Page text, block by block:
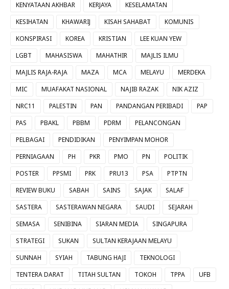
KENYATAAN AKHBAR
KERJAYA
KESELAMATAN
KESIHATAN
KHAWARIJ KISAH SAHABAT
KOMUNIS
KONSPIRASI
KOREA KRISTIAN
LEE KUAN YEW
LGBT
MAHASISWA MAHATHIR
MAJLIS ILMU
MAJLIS RAJA-RAJA
MAZA MCA MELAYU
MERDEKA
MIC
MUAFAKAT NASIONAL NAJIB RAZAK
NIK AZIZ
NRC11
PALESTIN PAN PANDANGAN PERIBADI
PAP
PAS
PBAKL PBBM PDRM
PELANCONGAN
PELBAGAI
PENDIDIKAN
PENYIMPAN MOHOR
PERNIAGAAN
PH PKR PMO PN
POLITIK
POSTER
PPSMI PRK PRU13 PSA
PTPTN
REVIEW BUKU
SABAH SAINS SAJAK
SALAF
SASTERA
SASTERAWAN NEGARA SAUDI
SEJARAH
SEMASA
SENIBINA SIARAN MEDIA
SINGAPURA
STRATEGI
SUKAN
SULTAN KERAJAAN MELAYU
SUNNAH
SYIAH TABUNG HAJI
TEKNOLOGI
TENTERA DARAT
TITAH SULTAN TOKOH TPPA
UFB